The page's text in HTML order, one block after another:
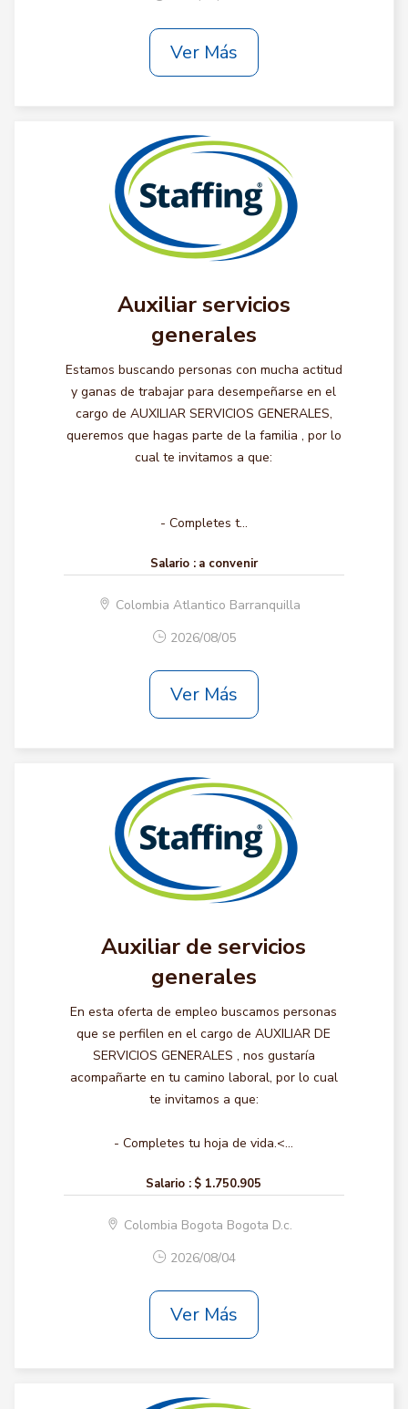
Ver Más
Auxiliar servicios
generales
Estamos buscando personas con mucha actitud
y ganas de trabajar para desempeñarse en el
cargo de AUXILIAR SERVICIOS GENERALES,
queremos que hagas parte de la familia , por lo
cual te invitamos a que:
- Completes t...
Salario : a convenir
Colombia Atlantico Barranquilla
2026/08/05
Ver Más
Auxiliar de servicios
generales
En esta oferta de empleo buscamos personas
que se perfilen en el cargo de AUXILIAR DE
SERVICIOS GENERALES , nos gustaría
acompañarte en tu camino laboral, por lo cual
te invitamos a que:
- Completes tu hoja de vida.<...
Salario : $ 1.750.905
Colombia Bogota Bogota D.c.
2026/08/04
Ver Más